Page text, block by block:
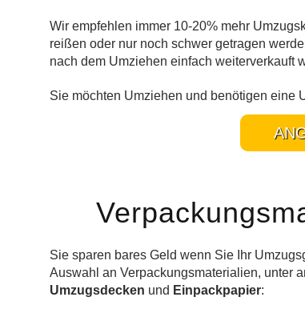
Wir empfehlen immer 10-20% mehr
reißen oder nur noch schwer getragen
nach dem Umziehen einfach weiterverkauft
Sie möchten Umziehen und benötigen eine
Sie sparen bares Geld wenn Sie Ihr
Auswahl an Verpackungsmaterialien, unter
Umzugsdecken und Einpackpapier: